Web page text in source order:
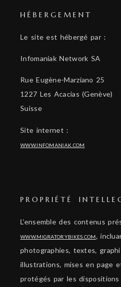
HÉBERGEMENT
Le site est hébergé par :
Infomaniak Network SA
Rue Eugène-Marziano 25
1227 Les Acacias (Genève)
Suisse
Site internet :
WWW.INFOMANIAK.COM
PROPRIÉTÉ
L’ensemble des contenus
WWW.MIGRATORYBIKES.COM,
photographies, textes,
illustrations, mises en page
protégés par les